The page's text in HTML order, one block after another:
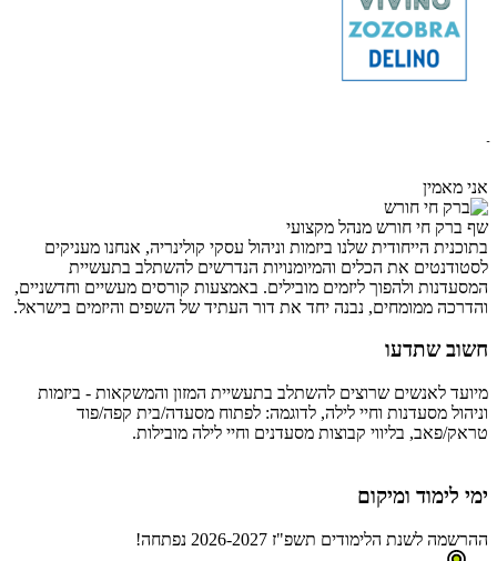
אני מאמין
שף ברק חי חורש מנהל מקצועי
בתוכנית הייחודית שלנו ביזמות וניהול עסקי קולינריה, אנחנו מעניקים
לסטודנטים את הכלים והמיומנויות הנדרשים להשתלב בתעשיית
המסעדנות ולהפוך ליזמים מובילים. באמצעות קורסים מעשיים וחדשניים,
והדרכה ממומחים, נבנה יחד את דור העתיד של השפים והיזמים בישראל.
חשוב שתדעו
מיועד לאנשים שרוצים להשתלב בתעשיית המזון והמשקאות - ביזמות
וניהול מסעדנות וחיי לילה, לדוגמה: לפתוח מסעדה/בית קפה/פוד
טראק/פאב, בליווי קבוצות מסעדנים וחיי לילה מובילות.
ימי לימוד ומיקום
ההרשמה לשנת הלימודים תשפ"ז 2026-2027 נפתחה!